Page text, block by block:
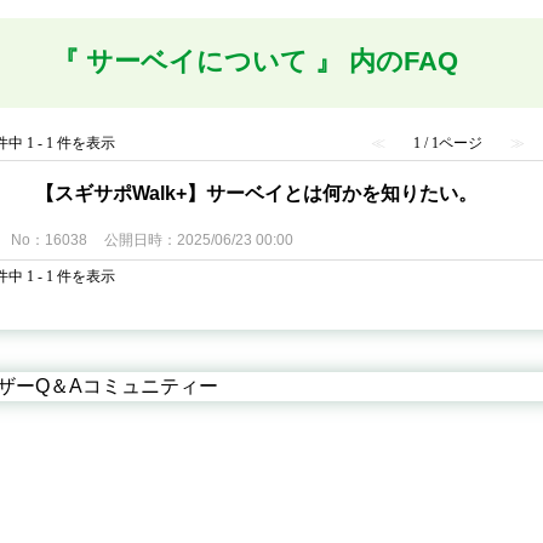
『 サーベイについて 』 内のFAQ
中 1 - 1 件を表示 ≪ 1 / 1ページ ≫
【スギサポWalk+】サーベイとは何かを知りたい。
No：16038 公開日時：2025/06/23 00:00
中 1 - 1 件を表示